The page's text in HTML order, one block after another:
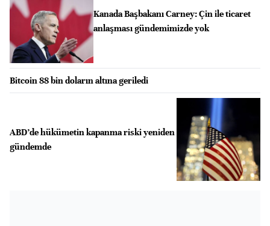
Kanada Başbakanı Carney: Çin ile ticaret
anlaşması gündemimizde yok
Bitcoin 88 bin doların altına geriledi
ABD’de hükümetin kapanma riski yeniden
gündemde